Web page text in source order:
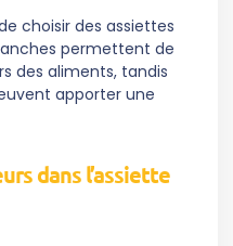
choisir des assiettes
permettent de
des aliments, tandis
apporter une
dans l’assiette